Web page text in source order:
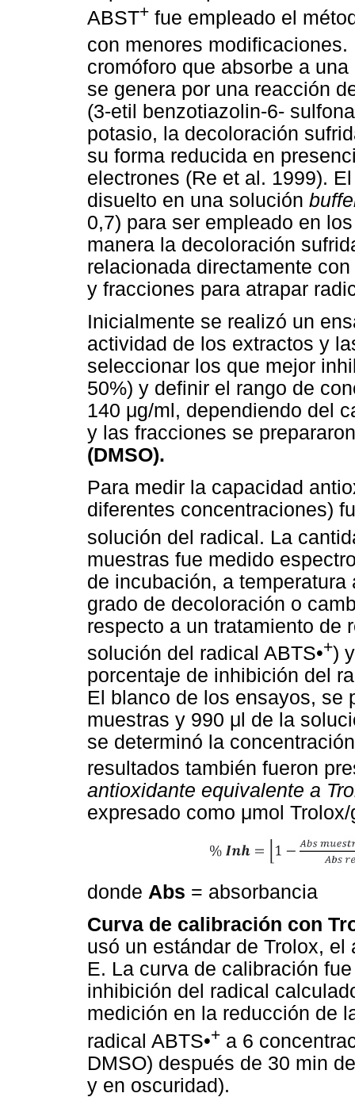
ABST+ fue empleado el
con menores
cromóforo que absorbe a
se genera por una reacción
(3-etil benzotiazolin-6-
potasio, la decoloración
su forma reducida en
electrones (Re et al. 1999).
disuelto en una solución
0,7) para ser empleado en
manera la decoloración
relacionada directamente
y fracciones para atrapar
Inicialmente se realizó un
actividad de los extractos y
seleccionar los que mejor
50%) y definir el rango de
140 μg/ml, dependiendo del
y las fracciones se
(DMSO).
Para medir la capacidad
diferentes concentraciones)
solución del radical. La
muestras fue medido
de incubación, a
grado de decoloración o
respecto a un tratamiento de
solución del radical ABTS•+)
porcentaje de inhibición del
El blanco de los ensayos, se
muestras y 990 μl de la
se determinó la
resultados también fueron
antioxidante equivalente a
expresado como μmol
donde Abs = absorbancia
Curva de calibración con
usó un estándar de Trolox,
E. La curva de calibración
inhibición del radical
medición en la reducción de
radical ABTS•+ a 6
DMSO) después de 30 min
y en oscuridad).